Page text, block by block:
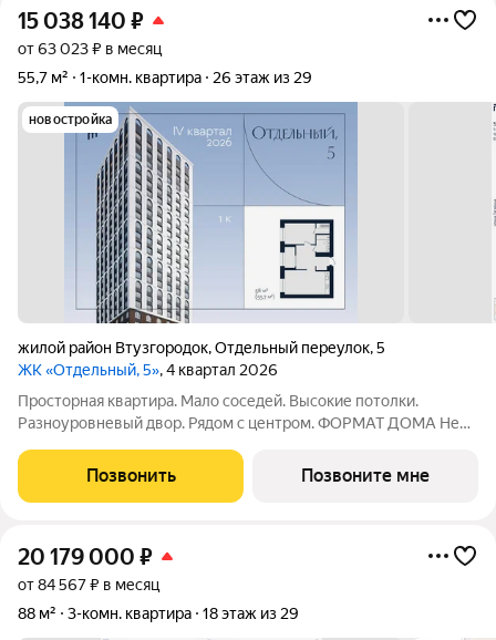
15 038 140 ₽
от 63 023 ₽ в месяц
55,7 м²
1-комн. квартира 26 этаж из 29
новостройка
жилой район Втузгородок,Отдельный переулок,5
ЖК «Отдельный, 5», 4 квартал 2026
Просторная квартира. Мало соседей. Высокие потолки.
Разноуровневый двор. Рядом с центром. ФОРМАТ ДОМА Не
квартиры Принципиальное отсутствие студий Лобби с
рецепцией безопасность и удобство
Позвонить Позвоните мне
20 179 000 ₽
от 84 567 ₽ в месяц
88 м²
3-комн. квартира 18 этаж из 29